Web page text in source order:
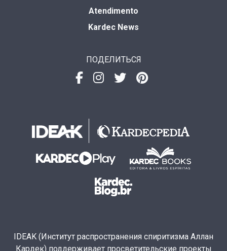
Atendimento
Kardec News
ПОДЕЛИТЬСЯ
IDEAK (Институт распространения спиритизма Аллан
Кардек) поддерживает просветительские проекты